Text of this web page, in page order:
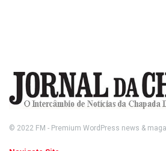
© 2022 FM - Premium WordPress news &